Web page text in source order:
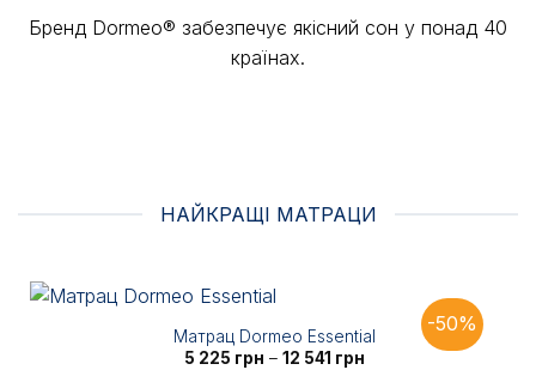
Бренд Dormeo® забезпечує якісний сон у понад 40
країнах.
НАЙКРАЩІ МАТРАЦИ
-50%
Матрац Dormeo Essential
5 225 грн – 12 541 грнДіапазон